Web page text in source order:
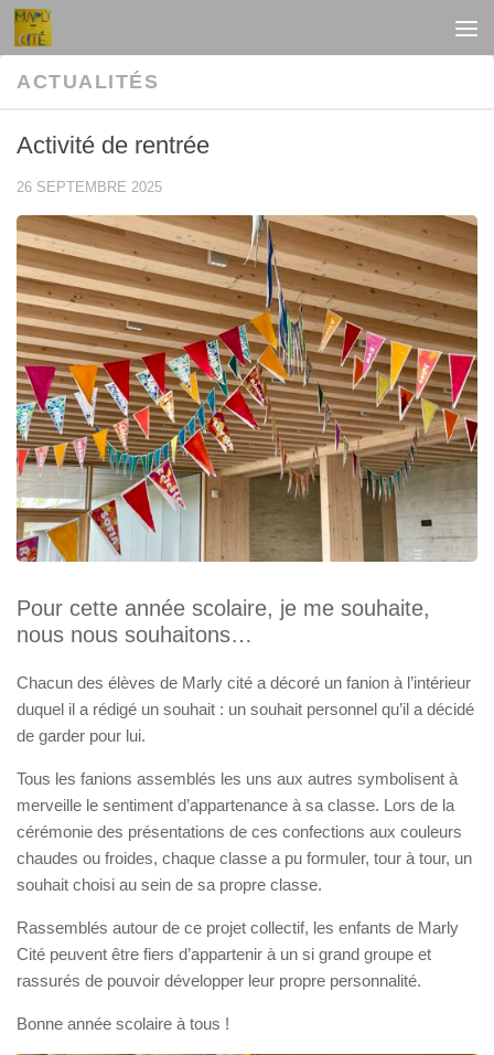
Au dessous du contenu
ACTUALITÉS
Activité de rentrée
26 SEPTEMBRE 2025
Pour cette année scolaire, je me souhaite,
nous nous souhaitons…
Chacun des élèves de Marly cité a décoré un fanion à l’intérieur
duquel il a rédigé un souhait : un souhait personnel qu’il a décidé
de garder pour lui.
Tous les fanions assemblés les uns aux autres symbolisent à
merveille le sentiment d’appartenance à sa classe. Lors de la
cérémonie des présentations de ces confections aux couleurs
chaudes ou froides, chaque classe a pu formuler, tour à tour, un
souhait choisi au sein de sa propre classe.
Rassemblés autour de ce projet collectif, les enfants de Marly
Cité peuvent être fiers d’appartenir à un si grand groupe et
rassurés de pouvoir développer leur propre personnalité.
Bonne année scolaire à tous !